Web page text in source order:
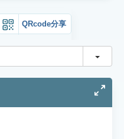
QRcode分享
切換